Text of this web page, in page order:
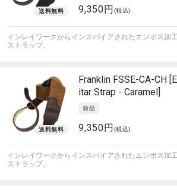
9,350円 (税込)
インレイワークからインスパイアされたエンボス加
ストラップ。
Franklin FSSE-CA-CH
itar Strap - Caramel]
9,350円 (税込)
インレイワークからインスパイアされたエンボス加
ストラップ。